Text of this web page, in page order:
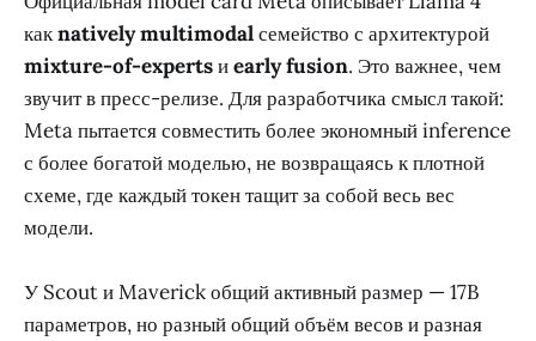
какnatively multimodalсемейство с архитектурой
mixture-of-expertsиearly fusion. Это важнее, чем
звучит в пресс-релизе. Для разработчика смысл такой:
Meta пытается совместить более экономный inference
с более богатой моделью, не возвращаясь к плотной
схеме, где каждый токен тащит за собой весь вес
модели.
У Scout и Maverick общий активный размер — 17B
параметров, но разный общий объём весов и разная